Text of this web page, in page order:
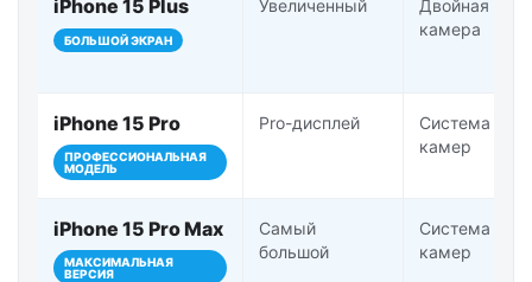
iPhone 15 Plus
БОЛЬШОЙ ЭКРАН
Увеличенный
Двойная
камера
iPhone 15 Pro
ПРОФЕССИОНАЛЬНАЯ
МОДЕЛЬ
Pro-дисплей
Система Pro-
камер
iPhone 15 Pro Max
МАКСИМАЛЬНАЯ
ВЕРСИЯ
Самый
большой
Система Pro-
камер